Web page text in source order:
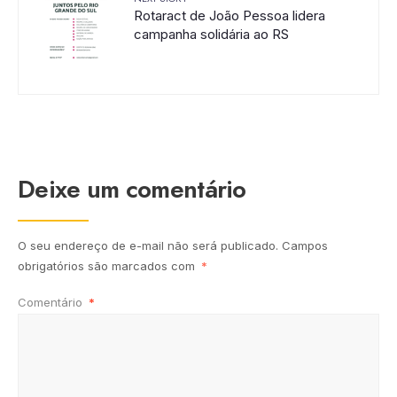
Rotaract de João Pessoa lidera
campanha solidária ao RS
Deixe um comentário
O seu endereço de e-mail não será publicado. Campos
obrigatórios são marcados com *
Comentário *